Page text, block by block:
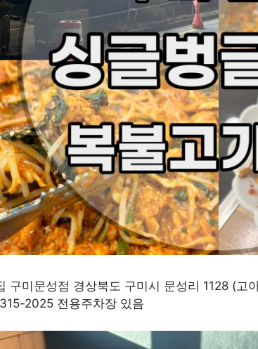
구미문성점 경상북도 구미시 문성리 1128 (
2025 전용주차장 있음